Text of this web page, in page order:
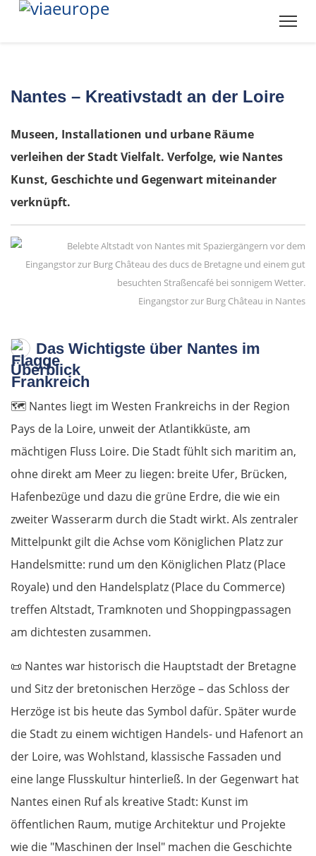
Nantes – Kreativstadt an der Loire
Museen, Installationen und urbane Räume
verleihen der Stadt Vielfalt. Verfolge, wie Nantes
Kunst, Geschichte und Gegenwart miteinander
verknüpft.
Eingangstor zur Burg Château in Nantes
Das Wichtigste über Nantes im
Überblick
🗺️ Nantes liegt im Westen Frankreichs in der Region
Pays de la Loire, unweit der Atlantikküste, am
mächtigen Fluss Loire. Die Stadt fühlt sich maritim an,
ohne direkt am Meer zu liegen: breite Ufer, Brücken,
Hafenbezüge und dazu die grüne Erdre, die wie ein
zweiter Wasserarm durch die Stadt wirkt. Als zentraler
Mittelpunkt gilt die Achse vom Königlichen Platz zur
Handelsmitte: rund um den Königlichen Platz (Place
Royale) und den Handelsplatz (Place du Commerce)
treffen Altstadt, Tramknoten und Shoppingpassagen
am dichtesten zusammen.
📜 Nantes war historisch die Hauptstadt der Bretagne
und Sitz der bretonischen Herzöge – das Schloss der
Herzöge ist bis heute das Symbol dafür. Später wurde
die Stadt zu einem wichtigen Handels- und Hafenort an
der Loire, was Wohlstand, klassische Fassaden und
eine lange Flusskultur hinterließ. In der Gegenwart hat
Nantes einen Ruf als kreative Stadt: Kunst im
öffentlichen Raum, mutige Architektur und Projekte
wie die "Maschinen der Insel" machen die Geschichte